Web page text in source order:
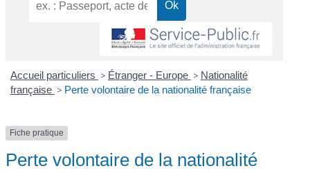
Accueil particuliers > Étranger - Europe > Nationalité
française > Perte volontaire de la nationalité française
Fiche pratique
Perte volontaire de la nationalité